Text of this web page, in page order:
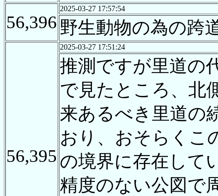
56,396
2025-03-27 17:57:54
野生動物の為の跨
56,395
2025-03-27 17:51:24
推測ですが里道の
で見たところ、北
来あるべき里道の
おり、おそらくこ
の境界に存在して
精度のない公図で